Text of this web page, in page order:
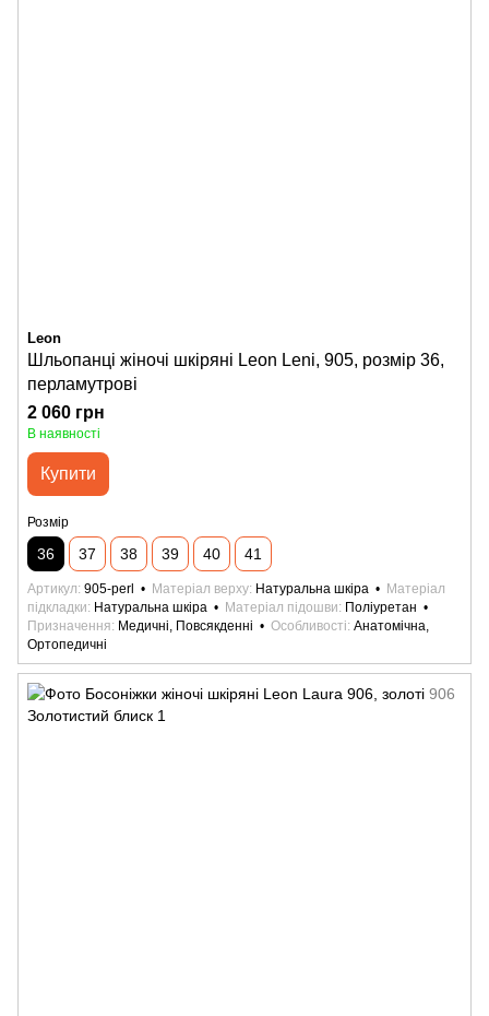
Leon
Шльопанці жіночі шкіряні Leon Leni, 905, розмір 36,
перламутрові
2 060 грн
В наявності
Купити
Розмір
36 37 38 39 40 41
Артикул 905-perl Матеріал верху Натуральна шкіра
Матеріал
підкладки
Натуральна шкіра Матеріал підошви
Поліуретан
Призначення
Медичні, Повсякденні Особливості Анатомічна,
Ортопедичні